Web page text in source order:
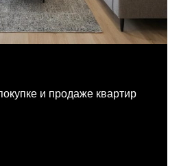
и продаже квартир